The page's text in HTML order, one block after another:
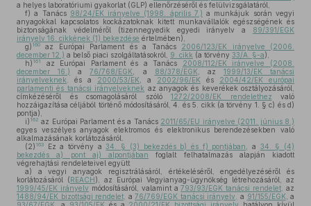
a helyes laboratóriumi gyakorlat (GLP) ellenőrzéséről és felülvizsgálatáról,
f) a Tanács 98/24/EK irányelve (1998. április 7.) a munkájuk során vegyi
anyagokkal kapcsolatos kockázatoknak kitett munkavállalók egészségének és
biztonságának védelméről (tizennegyedik egyedi irányelv a 89/391/EGK
irányelv 16. cikkének (1) bekezdése értelmében),
g) 160 az Európai Parlament és a Tanács 2006/123/EK irányelve (2006.
december 12.) a belső piaci szolgáltatásokról, 9. cikk (a törvény 33/A. §-a),
h) 161 az Európai Parlament és a Tanács 2008/112/EK irányelve (2008.
december 16.) a76/768/EGK , a 88/378/EGK , az 1999/13/EK tanácsi
irányelveknek,
és a 2000/53/EK , a 2002/96/EK és 2004/42/EK európai
parlamenti és tanácsi irányelveknek az anyagok és keverékek osztályozásáról,
címkézéséről és csomagolásáról szóló 1272/2008/EK rendelethez való
hozzáigazítása céljából történő módosításáról, 4. és 5. cikk (a törvény 1. § c) és d)
pontja),
i) 162 az Európai Parlament és a Tanács 2011/65/EU irányelve (2011. június 8.)
egyes veszélyes anyagok elektromos és elektronikus berendezésekben való
alkalmazásának korlátozásáról.
(2) 163 Ez a törvény a34. § (3) bekezdés b) és f) pontjában , a 34. § (4)
bekezdés a) pont aj) alpontjában foglalt felhatalmazás alapján kiadott
végrehajtási rendeleteivel együtt
a) a vegyi anyagok regisztrálásáról, értékeléséről, engedélyezéséről és
korlátozásáról (REACH), az Európai Vegyianyag-ügynökség létrehozásáról, az
1999/45/EK irányelv módosításáról, valamint a793/93/EGK tanácsi rendelet, az
1488/94/EK bizottsági rendelet, a76/769/EGK tanácsi irányelv, a 91/155/EGK , a